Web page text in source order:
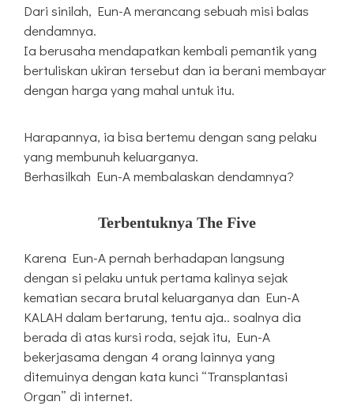
Dari sinilah, Eun-A merancang sebuah misi balas
dendamnya.
Ia berusaha mendapatkan kembali pemantik yang
bertuliskan ukiran tersebut dan ia berani membayar
dengan harga yang mahal untuk itu.
Harapannya, ia bisa bertemu dengan sang pelaku
yang membunuh keluarganya.
Berhasilkah Eun-A membalaskan dendamnya?
Terbentuknya The Five
Karena Eun-A pernah berhadapan langsung
dengan si pelaku untuk pertama kalinya sejak
kematian secara brutal keluarganya dan Eun-A
KALAH dalam bertarung, tentu aja.. soalnya dia
berada di atas kursi roda, sejak itu, Eun-A
bekerjasama dengan 4 orang lainnya yang
ditemuinya dengan kata kunci “Transplantasi
Organ” di internet.